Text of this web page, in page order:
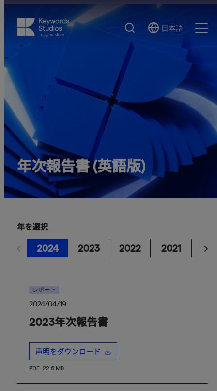
検
Select
日本語
年次報告書 (英語版)
年を選択
2024 2023 2022 2021
レポート
2024/04/19
2023年次報告書
声明をダウンロード
PDF 22.6 MB